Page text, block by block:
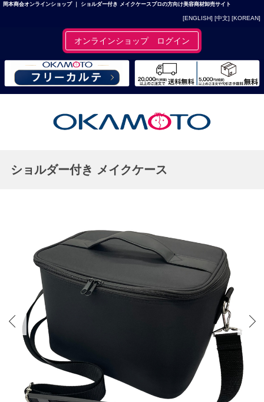
岡本商会オンラインショップ ｜ ショルダー付き メイクケースプロの方向け美容商材卸売サイト
[ENGLISH] [中文] [KOREAN]
オンラインショップ ログイン
ショルダー付き メイクケース